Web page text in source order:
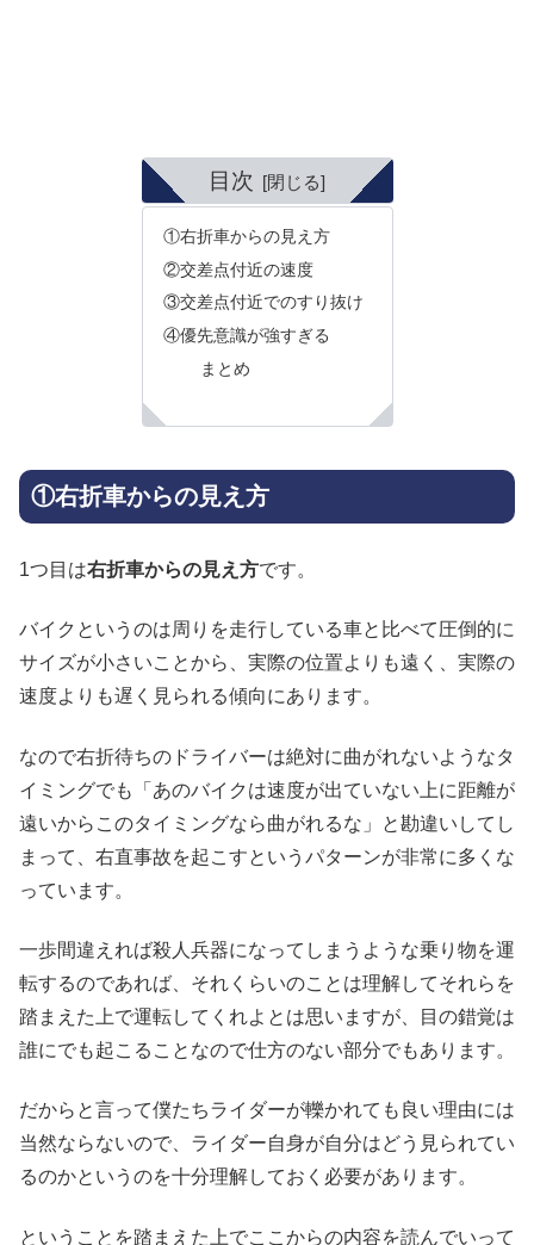
目次
①右折車からの見え方
②交差点付近の速度
③交差点付近でのすり抜け
④優先意識が強すぎる
まとめ
①右折車からの見え方
1つ目は右折車からの見え方です。
バイクというのは周りを走行している車と比べて圧倒的に
サイズが小さいことから、実際の位置よりも遠く、実際の
速度よりも遅く見られる傾向にあります。
なので右折待ちのドライバーは絶対に曲がれないようなタ
イミングでも「あのバイクは速度が出ていない上に距離が
遠いからこのタイミングなら曲がれるな」と勘違いしてし
まって、右直事故を起こすというパターンが非常に多くな
っています。
一歩間違えれば殺人兵器になってしまうような乗り物を運
転するのであれば、それくらいのことは理解してそれらを
踏まえた上で運転してくれよとは思いますが、目の錯覚は
誰にでも起こることなので仕方のない部分でもあります。
だからと言って僕たちライダーが轢かれても良い理由には
当然ならないので、ライダー自身が自分はどう見られてい
るのかというのを十分理解しておく必要があります。
ということを踏まえた上でここからの内容を読んでいって